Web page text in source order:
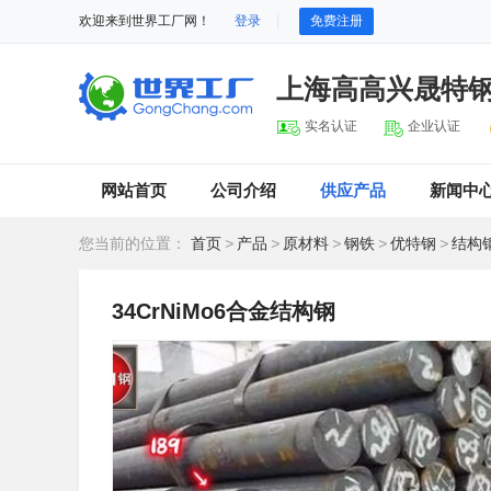
欢迎来到世界工厂网！ 登录 免费注册
上海高高兴晟特
实名认证 企业认证
网站首页 公司介绍 供应产品 新闻中
您当前的位置： 首页 > 产品 > 原材料 >钢铁 >优特钢 >结构
34CrNiMo6合金结构钢